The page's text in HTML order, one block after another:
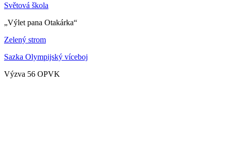
Světová škola
„Výlet pana Otakárka“
Zelený strom
Sazka Olympijský víceboj
Výzva 56 OPVK